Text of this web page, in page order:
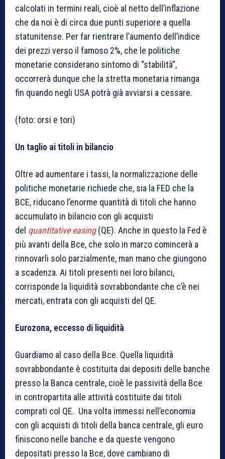
calcolati in termini reali, cioè al netto dell’inflazione
che da noi è di circa due punti superiore a quella
statunitense. Per far rientrare l’aumento dell’indice
dei prezzi verso il famoso 2%, che le politiche
monetarie considerano sintomo di “stabilità”,
occorrerà dunque che la stretta monetaria rimanga
fin quando negli USA potrà già avviarsi a cessare.
(foto: orsi e tori)
Un taglio ai titoli in bilancio
Oltre ad aumentare i tassi, la normalizzazione delle
politiche monetarie richiede che, sia la FED che la
BCE, riducano l’enorme quantità di titoli che hanno
accumulato in bilancio con gli acquisti
del quantitative easing (QE). Anche in questo la Fed è
più avanti della Bce, che solo in marzo comincerà a
rinnovarli solo parzialmente, man mano che giungono
a scadenza. Ai titoli presenti nei loro bilanci,
corrisponde la liquidità sovrabbondante che c’è nei
mercati, entrata con gli acquisti del QE.
Eurozona, eccesso di liquidità
Guardiamo al caso della Bce. Quella liquidità
sovrabbondante è costituita dai depositi delle banche
presso la Banca centrale, cioè le passività della Bce
in contropartita alle attività costituite dai titoli
comprati col QE. Una volta immessi nell’economia
con gli acquisti di titoli della banca centrale, gli euro
finiscono nelle banche e da queste vengono
depositati presso la Bce, dove cambiano di